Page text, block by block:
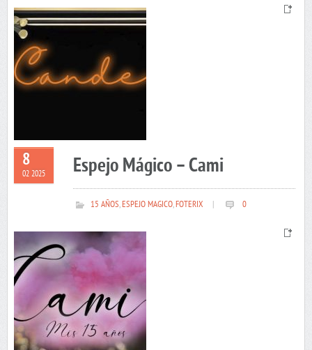
8
02 2025 Espejo Mágico – Cami
15 AÑOS,ESPEJO MAGICO,FOTERIX 0